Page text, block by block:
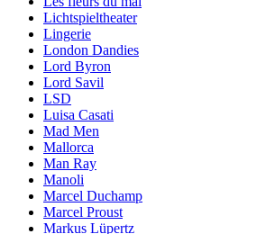
Lichtspieltheater
Lingerie
London Dandies
Lord Byron
Lord Savil
LSD
Luisa Casati
Mad Men
Mallorca
Man Ray
Manoli
Marcel Duchamp
Marcel Proust
Markus Lüpertz